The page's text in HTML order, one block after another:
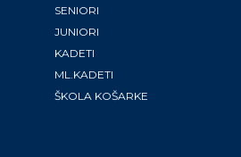
SENIORI
JUNIORI
KADETI
ML.KADETI
ŠKOLA KOŠARKE